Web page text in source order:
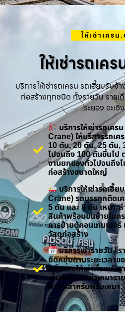
ให้เช่าเครน
ให้เช่ารถเค
บริการให้เช่ารถเครน รถเฮี๊ยบรับจ้
ก่อสร้างทุกชนิด ทั้งรายวัน ราย
ระยอง ฉะเชิ
บริการให้เช่ารถเคร
Crane) ให้บริการรถเ
10 ตัน, 20 ตัน, 25 ตัน,
ไปจนถึง 100 ตันขึ้นไป
งานยกของทั่วไปจนถึง
ก่อสร้างขนาดใหญ่
บริการให้เช่ารถเฮี๊
Crane) รถบรรทุกติดเ
5 ตัน และ 8 ตัน เหมาะ
สินค้าพร้อมขนย้ายในคร
การย้ายตู้คอนเทนเนอร์
วัสดุก่อสร้าง
บริการเช่ารายวัน / ร
ยืดหยุ่นตามระยะเวลาข
แพ็กเกจให้เช่าทั้งแบบ
เต็มวัน) และเช่าเหมารา
พิเศษสำหรับผู้รับเหมา